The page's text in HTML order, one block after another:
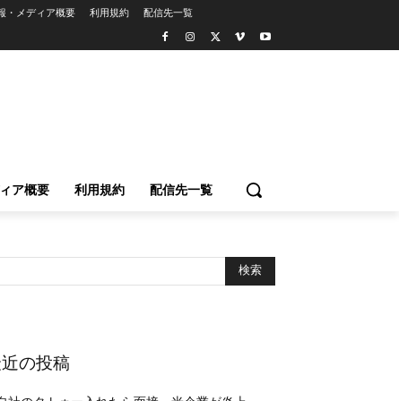
・メディア概要 利用規約 配信先一覧
ア概要 利用規約 配信先一覧
の投稿